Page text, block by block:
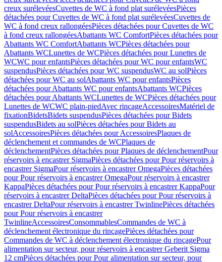
creux surélevéesCuvettes de WC à fond plat surélevéesPièces
détachées pour Cuvettes de WC à fond plat surélevéesCuvettes de
WC à fond creux rallongéesPièces détachées pour Cuvettes de WC
à fond creux rallongéesAbattants WC ComfortPièces détachées pour
Abattants WC ComfortAbattants WCPièces détachées pour
Abattants WCLunettes de WCPièces détachées pour Lunettes de
WCWC pour enfantsPièces détachées pour WC pour enfantsWC
suspendusPièces détachées pour WC suspendusWC au solPièces
détachées pour WC au solAbattants WC pour enfantsPièces
détachées pour Abattants WC pour enfantsAbattants WCPièces
détachées pour Abattants WCLunettes de WCPièces détachées pour
Lunettes de WCWC plain-piedAvec rinçageAccessoiresMatériel de
fixationBidetsBidets suspendusPièces détachées pour Bidets
suspendusBidets au solPièces détachées pour Bidets au
solAccessoiresPièces détachées pour AccessoiresPlaques de
déclenchement et commandes de WCPlaques de
déclenchementPièces détachées pour Plaques de déclenchementPour
réservoirs à encastrer SigmaPièces détachées pour Pour réservoirs à
encastrer SigmaPour réservoirs à encastrer OmegaPièces détachées
pour Pour réservoirs à encastrer OmegaPour réservoirs à encastrer
KappaPièces détachées pour Pour réservoirs à encastrer KappaPour
réservoirs à encastrer DeltaPièces détachées pour Pour réservoirs à
encastrer DeltaPour réservoirs à encastrer TwinlinePièces détachées
pour Pour réservoirs à encastrer
TwinlineAccessoiresConsommablesCommandes de WC à
déclenchement électronique du rinçagePièces détachées pour
Commandes de WC à déclenchement électronique du rinçagePour
alimentation sur secteur, pour réservoirs à encastrer Geberit Sigma
12 cmPièces détachées pour Pour alimentation sur secteur, pour